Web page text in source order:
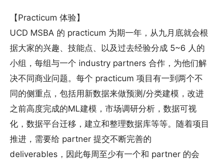
【Practicum 体验】
UCD MSBA 的 practicum 为期一年，从九月底就会根
据大家的兴趣、技能点、以及过去经验分成 5~6 人的
小组，每组与一个 industry partners 合作，为他们解
决不同商业问题。每个 practicum 项目有一到两个不
同的侧重点，包括用新数据来做预测/分类建模，改进
之前高度完成的ML建模，市场调研分析，数据可视
化，数据平台迁移，建立和整理数据库等等。随着项目
推进，需要给 partner 提交不断完善的
deliverables，因此每周至少有一个和 partner 的会